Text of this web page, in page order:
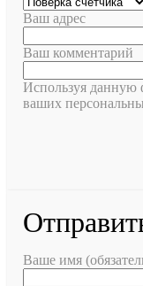
Ваш адрес
Ваш комментарий
Используя данную
ваших
Ваше имя